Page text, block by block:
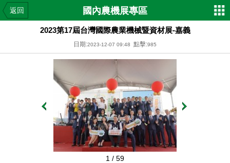
返回 國內農機展專區
2023第17屆台灣國際農業機械暨資材展-嘉義
日期:2023-12-07 09:48 點擊:985
1 / 59